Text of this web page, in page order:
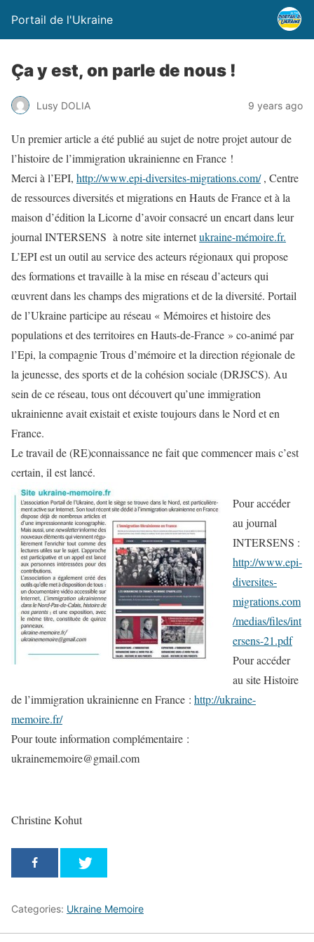
Portail de l'Ukraine
Ça y est, on parle de nous !
Lusy DOLIA 9 years ago
Un premier article a été publié au sujet de notre projet autour de
l’histoire de l’immigration ukrainienne en France !
Merci à l’EPI, http://www.epi-diversites-migrations.com/, Centre
de ressources diversités et migrations en Hauts de France et à la
maison d’édition la Licorne d’avoir consacré un encart dans leur
journal INTERSENS à notre site internetukraine-mémoire.fr.
L’EPI est un outil au service des acteurs régionaux qui propose
des formations et travaille à la mise en réseau d’acteurs qui
œuvrent dans les champs des migrations et de la diversité. Portail
de l’Ukraine participe au réseau « Mémoires et histoire des
populations et des territoires en Hauts-de-France » co-animé par
l’Epi, la compagnie Trous d’mémoire et la direction régionale de
la jeunesse, des sports et de la cohésion sociale (DRJSCS). Au
sein de ce réseau, tous ont découvert qu’une immigration
ukrainienne avait existait et existe toujours dans le Nord et en
France.
Le travail de (RE)connaissance ne fait que commencer mais c’est
certain, il est lancé.
Pour accéder
au journal
INTERSENS :
http://www.epi-
diversites-
migrations.com
/medias/files/int
ersens-21.pdf
Pour accéder
au site Histoire
de l’immigration ukrainienne en France : http://ukraine-
memoire.fr/
Pour toute information complémentaire :
ukrainememoire@gmail.com
Christine Kohut
Categories: Ukraine Memoire